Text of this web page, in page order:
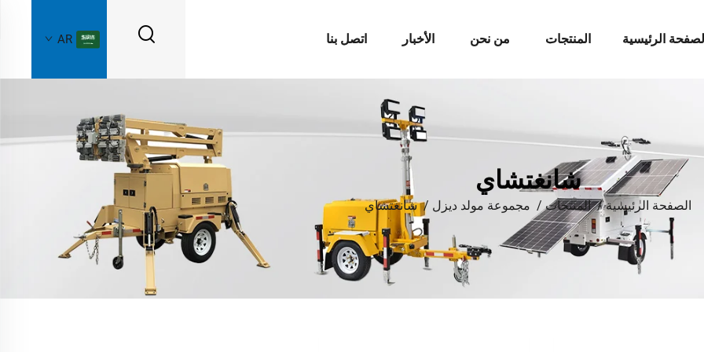
الرئيسية المنتجات من نحن الأخبار اتصل بنا AR
شانغتشاي
الصفحة الرئيسية/المنتجات/ مجموعة مولد ديزل /شانغتشاي